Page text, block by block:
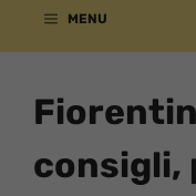
MENU
consigli,